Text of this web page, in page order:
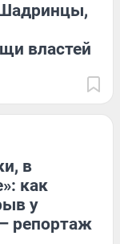
властей
в
как
у
репортаж